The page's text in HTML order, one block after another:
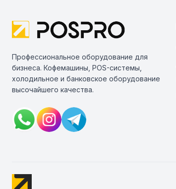
Профессиональное оборудование для
бизнеса. Кофемашины, POS-системы,
холодильное и банковское оборудование
высочайшего качества.